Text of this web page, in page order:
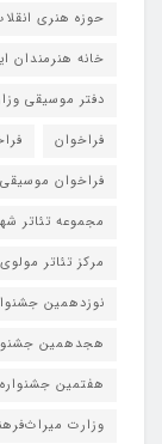
حوزه هنری
خانه هنرمندان
دفتر موسیقی
فراخوان
فراخوان موسیقی
مجموعه تئاتر
مرکز تئاتر مولوی
نوزدهمین
هجدهمین
هفتمین
وزارت